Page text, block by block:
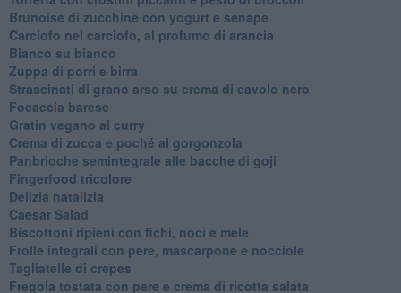
Brunoise di zucchine con yogurt e senape
Carciofo nel carciofo, al profumo di arancia
Bianco su bianco
Zuppa di porri e birra
Strascinati di grano arso su crema di cavolo nero
Focaccia barese
Gratin vegano al curry
Crema di zucca e poché al gorgonzola
Panbrioche semintegrale alle bacche di goji
Fingerfood tricolore
Delizia natalizia
Caesar Salad
Biscottoni ripieni con fichi, noci e mele
Frolle integrali con pere, mascarpone e nocciole
Tagliatelle di crepes
Fregola tostata con pere e crema di ricotta salata